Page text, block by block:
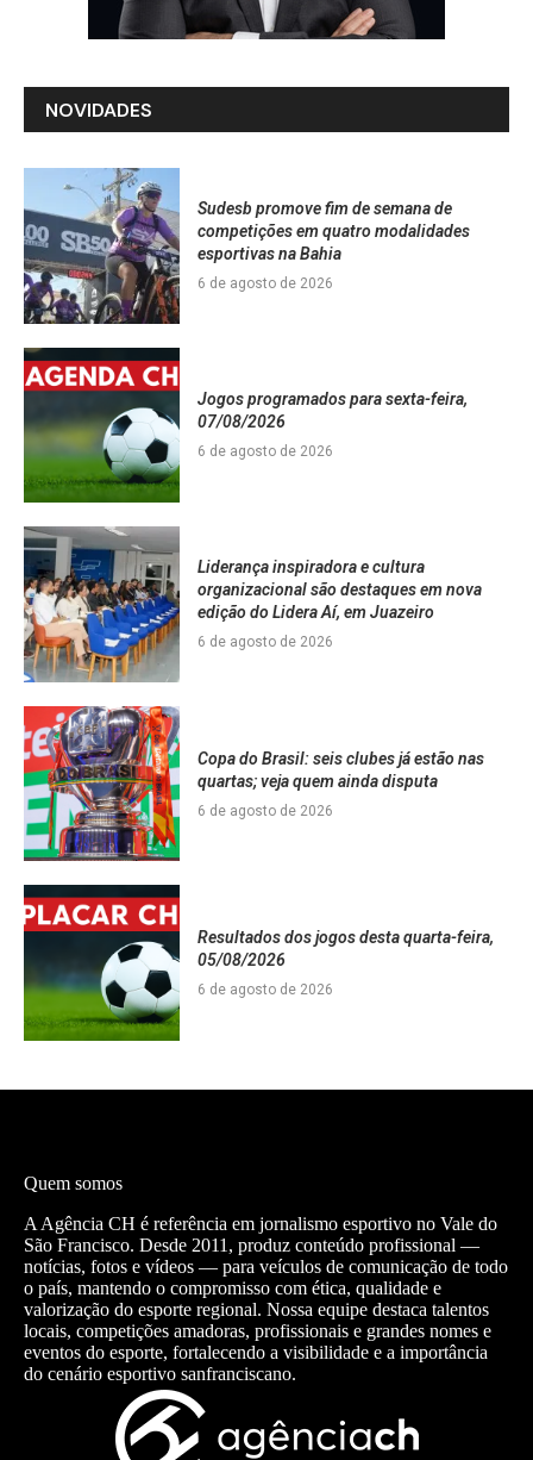
NOVIDADES
Sudesb promove fim de semana de
competições em quatro modalidades
esportivas na Bahia
6 de agosto de 2026
Jogos programados para sexta-feira,
07/08/2026
6 de agosto de 2026
Liderança inspiradora e cultura
organizacional são destaques em nova
edição do Lidera Aí, em Juazeiro
6 de agosto de 2026
Copa do Brasil: seis clubes já estão nas
quartas; veja quem ainda disputa
6 de agosto de 2026
Resultados dos jogos desta quarta-feira,
05/08/2026
6 de agosto de 2026
Quem somos
A Agência CH é referência em jornalismo esportivo no Vale do
São Francisco. Desde 2011, produz conteúdo profissional —
notícias, fotos e vídeos — para veículos de comunicação de todo
o país, mantendo o compromisso com ética, qualidade e
valorização do esporte regional. Nossa equipe destaca talentos
locais, competições amadoras, profissionais e grandes nomes e
eventos do esporte, fortalecendo a visibilidade e a importância
do cenário esportivo sanfranciscano.